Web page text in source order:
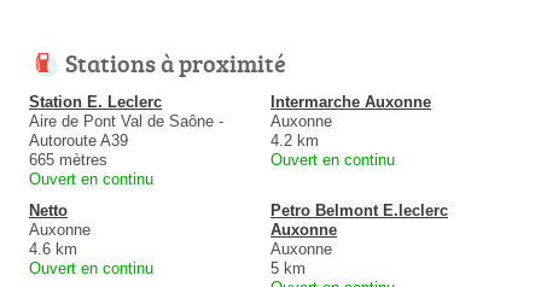
Stations à proximité
Station E. Leclerc
Aire de Pont Val de Saône -
Autoroute A39
665 mètres
Ouvert en continu
Intermarche Auxonne
Auxonne
4.2 km
Ouvert en continu
Netto
Auxonne
4.6 km
Ouvert en continu
Petro Belmont E.leclerc
Auxonne
Auxonne
5 km